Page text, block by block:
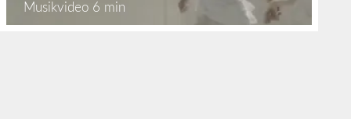
Musikvideo 6 min